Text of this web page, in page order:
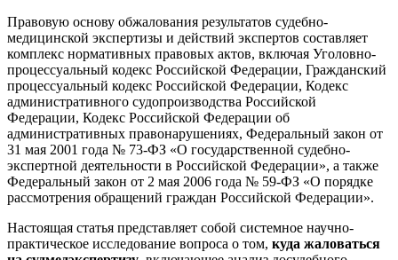
Правовую основу обжалования результатов судебно-
медицинской экспертизы и действий экспертов составляет
комплекс нормативных правовых актов, включая Уголовно-
процессуальный кодекс Российской Федерации, Гражданский
процессуальный кодекс Российской Федерации, Кодекс
административного судопроизводства Российской
Федерации, Кодекс Российской Федерации об
административных правонарушениях, Федеральный закон от
31 мая 2001 года № 73-ФЗ «О государственной судебно-
экспертной деятельности в Российской Федерации», а также
Федеральный закон от 2 мая 2006 года № 59-ФЗ «О порядке
рассмотрения обращений граждан Российской Федерации».
Настоящая статья представляет собой системное научно-
практическое исследование вопроса о том, куда жаловаться